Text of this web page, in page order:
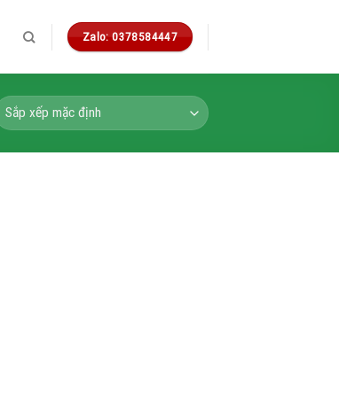
Zalo: 0378584447